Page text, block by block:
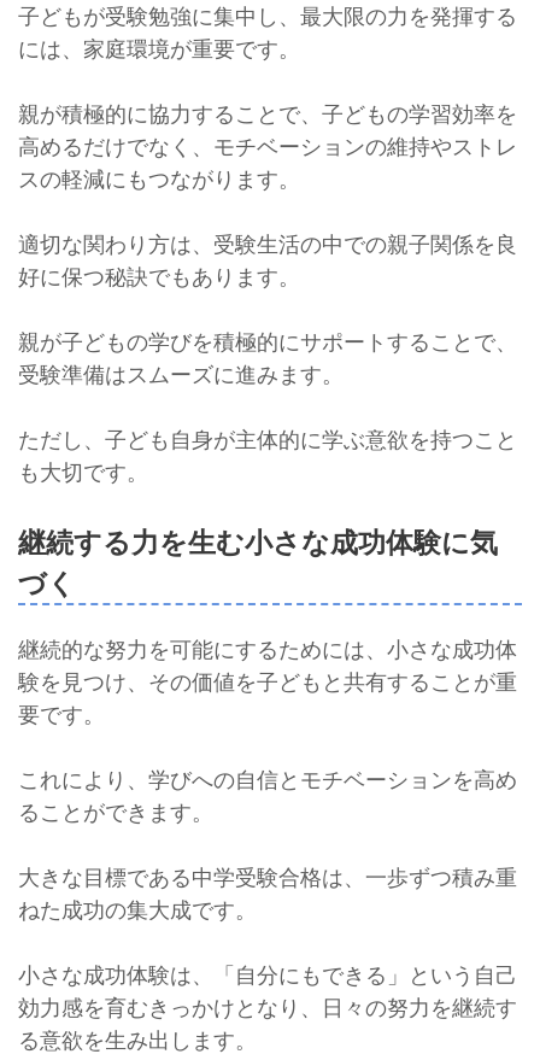
子どもが受験勉強に集中し、最大限の力を発揮する
には、家庭環境が重要です。
親が積極的に協力することで、子どもの学習効率を
高めるだけでなく、モチベーションの維持やストレ
スの軽減にもつながります。
適切な関わり方は、受験生活の中での親子関係を良
好に保つ秘訣でもあります。
親が子どもの学びを積極的にサポートすることで、
受験準備はスムーズに進みます。
ただし、子ども自身が主体的に学ぶ意欲を持つこと
も大切です。
継続する力を生む小さな成功体験に気
づく
継続的な努力を可能にするためには、小さな成功体
験を見つけ、その価値を子どもと共有することが重
要です。
これにより、学びへの自信とモチベーションを高め
ることができます。
大きな目標である中学受験合格は、一歩ずつ積み重
ねた成功の集大成です。
小さな成功体験は、「自分にもできる」という自己
効力感を育むきっかけとなり、日々の努力を継続す
る意欲を生み出します。